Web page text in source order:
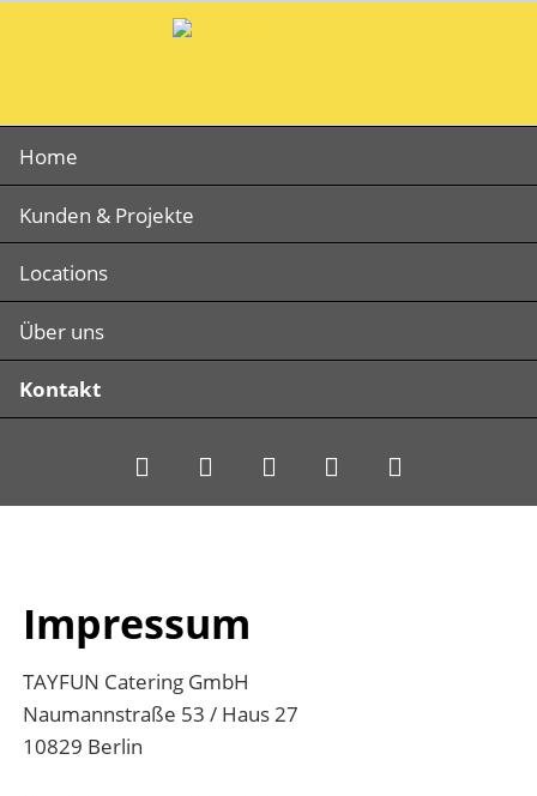
Home
Kunden & Projekte
Locations
Über uns
Kontakt
Impressum
TAYFUN Catering GmbH
Naumannstraße 53 / Haus 27
10829 Berlin